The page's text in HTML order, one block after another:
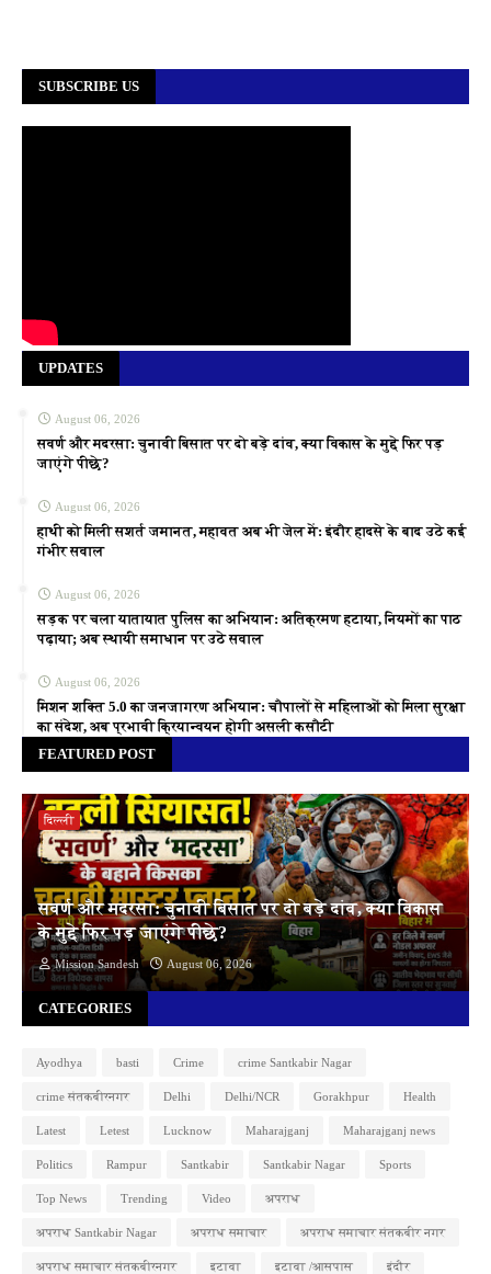
SUBSCRIBE US
UPDATES
August 06, 2026
सवर्ण और मदरसा: चुनावी बिसात पर दो बड़े दांव, क्या विकास के मुद्दे फिर पड़
जाएंगे पीछे?
August 06, 2026
हाथी को मिली सशर्त जमानत, महावत अब भी जेल में: इंदौर हादसे के बाद उठे कई
गंभीर सवाल
August 06, 2026
सड़क पर चला यातायात पुलिस का अभियान: अतिक्रमण हटाया, नियमों का पाठ
पढ़ाया; अब स्थायी समाधान पर उठे सवाल
August 06, 2026
मिशन शक्ति 5.0 का जनजागरण अभियान: चौपालों से महिलाओं को मिला सुरक्षा
का संदेश, अब प्रभावी क्रियान्वयन होगी असली कसौटी
FEATURED POST
दिल्ली
सवर्ण और मदरसा: चुनावी बिसात पर दो बड़े दांव, क्या विकास
के मुद्दे फिर पड़ जाएंगे पीछे?
Mission Sandesh August 06, 2026
CATEGORIES
Ayodhya basti Crime crime Santkabir Nagar
crime संतकबीरनगर Delhi Delhi/NCR Gorakhpur Health
Latest Letest Lucknow Maharajganj Maharajganj news
Politics Rampur Santkabir Santkabir Nagar Sports
Top News Trending Video अपराध
अपराध Santkabir Nagar अपराध समाचार अपराध समाचार संतकबीर नगर
अपराध समाचार संतकबीरनगर इटावा इटावा /आसपास इंदौर